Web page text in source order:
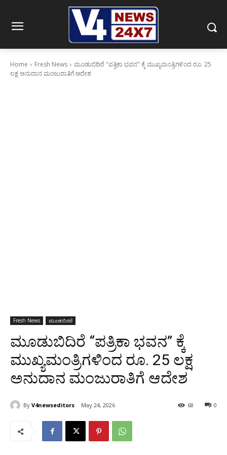
Home Fresh News
ಮೂಡುಬಿದಿರೆ "ಪತ್ರಿಕಾ ಭವನ" ಕ್ಕೆ ಮುಖ್ಯಮಂತ್ರಿಗಳಿಂದ ರೂ. 25
ಲಕ್ಷ ಅನುದಾನ ಮಂಜುರಾತಿಗೆ ಆದೇಶ
Fresh News ಮೂಡಬಿದರೆ
ಮೂಡುಬಿದಿರೆ “ಪತ್ರಿಕಾ ಭವನ” ಕ್ಕೆ
ಮುಖ್ಯಮಂತ್ರಿಗಳಿಂದ ರೂ. 25 ಲಕ್ಷ
ಅನುದಾನ ಮಂಜುರಾತಿಗೆ ಆದೇಶ
By V4newseditors May 24, 2026 0
68